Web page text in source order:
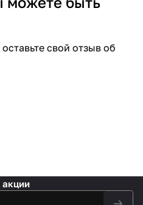
свой отзыв об
акции